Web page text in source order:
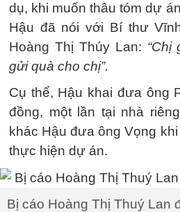
dụ, khi muốn thâu tóm dự
Hậu đã nói với Bí thư
Hoàng Thị Thúy Lan: “Chị
gửi quà cho chị”.
Cụ thể, Hậu khai đưa ông
đồng, một lần tại nhà
khác Hậu đưa ông Vọng
thực hiện dự án.
Bị cáo Hoàng Thị Thuý Lan